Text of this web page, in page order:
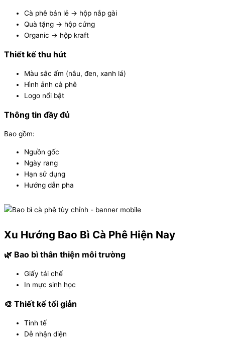
Cà phê bán lẻ → hộp nắp gài
Quà tặng → hộp cứng
Organic → hộp kraft
Thiết kế thu hút
Màu sắc ấm (nâu, đen, xanh lá)
Hình ảnh cà phê
Logo nổi bật
Thông tin đầy đủ
Bao gồm:
Nguồn gốc
Ngày rang
Hạn sử dụng
Hướng dẫn pha
Xu Hướng Bao Bì Cà Phê Hiện Nay
🌿 Bao bì thân thiện môi trường
Giấy tái chế
In mực sinh học
🎨 Thiết kế tối giản
Tinh tế
Dễ nhận diện